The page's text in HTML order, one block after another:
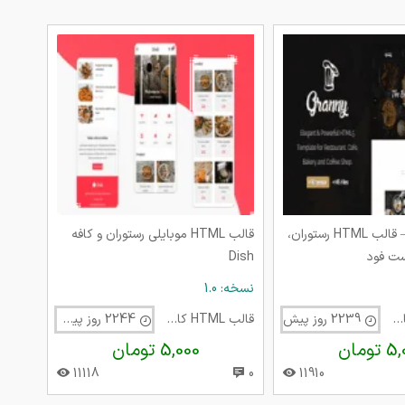
قالب Granny – قالب HTML رستوران،
فود
قالب HTML کافی شاپ
11910
قالب HTML موبایلی رستوران و کافه
Dish
نسخه: 1.0
قالب HTML کافی شاپ
2244 روز پیش
5,000 تومان
0
11118